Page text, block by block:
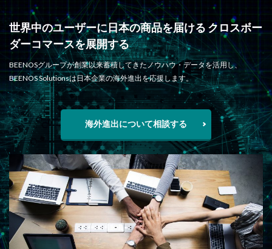
世界中のユーザーに日本の商品を届ける クロスボー
ダーコマースを展開する
BEENOSグループが創業以来蓄積してきたノウハウ・データを活用し、
BEENOS Solutionsは日本企業の海外進出を応援します。
海外進出について相談する